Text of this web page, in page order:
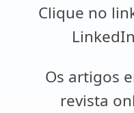
Clique no
Os artigos
revista